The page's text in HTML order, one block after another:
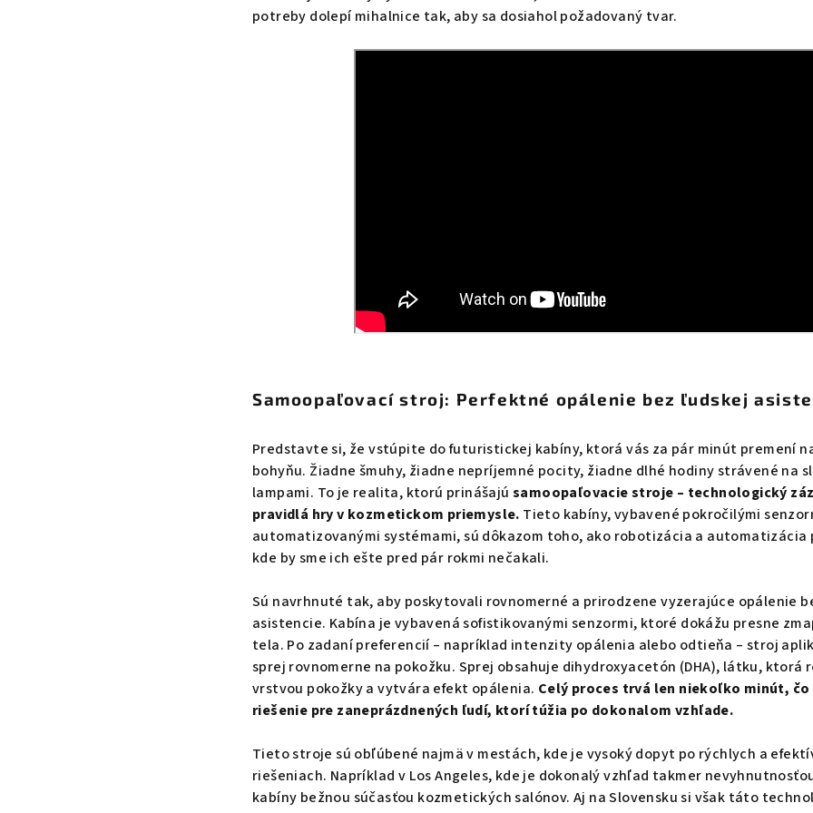
potreby dolepí mihalnice tak, aby sa dosiahol požadovaný tvar.
Samoopaľovací stroj: Perfektné opálenie bez ľudskej
Predstavte si, že vstúpite do futuristickej kabíny, ktorá vás za pár minút premení
bohyňu. Žiadne šmuhy, žiadne nepríjemné pocity, žiadne dlhé hodiny strávené na
lampami. To je realita, ktorú prinášajú samoopaľovacie stroje – technologický
pravidlá hry v kozmetickom priemysle. Tieto kabíny, vybavené pokročilými
automatizovanými systémami, sú dôkazom toho, ako robotizácia a automatizácia
kde by sme ich ešte pred pár rokmi nečakali.
Sú navrhnuté tak, aby poskytovali rovnomerné a prirodzene vyzerajúce opálenie
asistencie. Kabína je vybavená sofistikovanými senzormi, ktoré dokážu presne
tela. Po zadaní preferencií – napríklad intenzity opálenia alebo odtieňa – stroj
sprej rovnomerne na pokožku. Sprej obsahuje dihydroxyacetón (DHA), látku, ktorá
vrstvou pokožky a vytvára efekt opálenia. Celý proces trvá len niekoľko minút,
riešenie pre zaneprázdnených ľudí, ktorí túžia po dokonalom vzhľade.
Tieto stroje sú obľúbené najmä v mestách, kde je vysoký dopyt po rýchlych a
riešeniach. Napríklad v Los Angeles, kde je dokonalý vzhľad takmer
kabíny bežnou súčasťou kozmetických salónov. Aj na Slovensku si však táto